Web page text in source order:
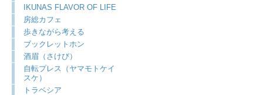
IKUNAS FLAVOR OF LIFE
房総カフェ
歩きながら考える
ブックレットホン
酒眉（さけび）
自転プレス（ヤマモトケイ
スケ）
トラベシア